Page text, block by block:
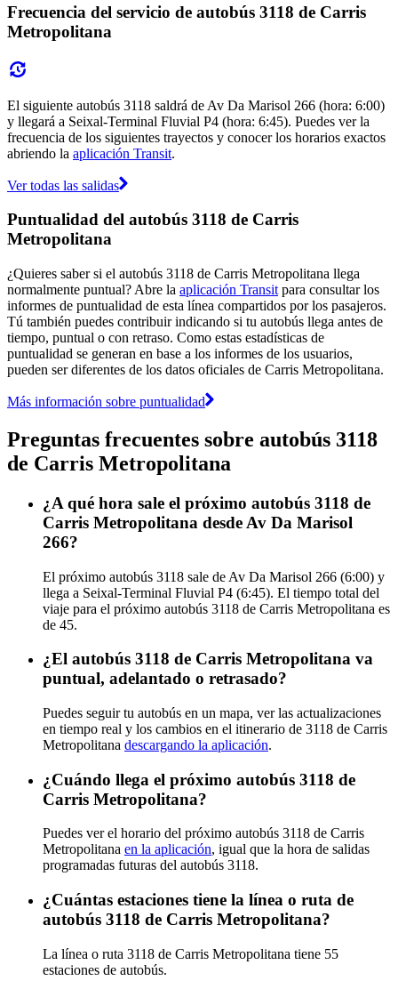
Frecuencia del servicio de autobús 3118 de Carris
Metropolitana
El siguiente autobús 3118 saldrá de Av Da Marisol 266 (hora: 6:00)
y llegará a Seixal-Terminal Fluvial P4 (hora: 6:45). Puedes ver la
frecuencia de los siguientes trayectos y conocer los horarios exactos
abriendo la aplicación Transit.
Ver todas las salidas
Puntualidad del autobús 3118 de Carris
Metropolitana
¿Quieres saber si el autobús 3118 de Carris Metropolitana llega
normalmente puntual? Abre la aplicación Transit para consultar los
informes de puntualidad de esta línea compartidos por los pasajeros.
Tú también puedes contribuir indicando si tu autobús llega antes de
tiempo, puntual o con retraso. Como estas estadísticas de
puntualidad se generan en base a los informes de los usuarios,
pueden ser diferentes de los datos oficiales de Carris Metropolitana.
Más información sobre puntualidad
Preguntas frecuentes sobre autobús 3118
de Carris Metropolitana
¿A qué hora sale el próximo autobús 3118 de
Carris Metropolitana desde Av Da Marisol
266?
El próximo autobús 3118 sale de Av Da Marisol 266 (6:00) y
llega a Seixal-Terminal Fluvial P4 (6:45). El tiempo total del
viaje para el próximo autobús 3118 de Carris Metropolitana es
de 45.
¿El autobús 3118 de Carris Metropolitana va
puntual, adelantado o retrasado?
Puedes seguir tu autobús en un mapa, ver las actualizaciones
en tiempo real y los cambios en el itinerario de 3118 de Carris
Metropolitana descargando la aplicación.
¿Cuándo llega el próximo autobús 3118 de
Carris Metropolitana?
Puedes ver el horario del próximo autobús 3118 de Carris
Metropolitana en la aplicación, igual que la hora de salidas
programadas futuras del autobús 3118.
¿Cuántas estaciones tiene la línea o ruta de
autobús 3118 de Carris Metropolitana?
La línea o ruta 3118 de Carris Metropolitana tiene 55
estaciones de autobús.